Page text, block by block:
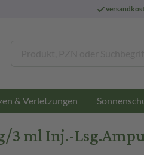
& Verletzungen
3 ml Inj.-